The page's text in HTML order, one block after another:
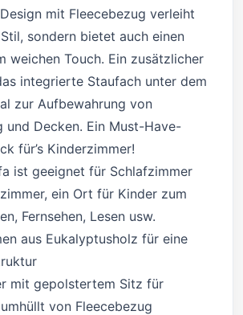
mit Fleecebezug verleiht
sondern bietet auch einen
weichen Touch. Ein zusätzlicher
integrierte Staufach unter dem
zur Aufbewahrung von
und Decken. Ein Must-Have-
für’s Kinderzimmer!
ist geeignet für Schlafzimmer
ein Ort für Kinder zum
Fernsehen, Lesen usw.
aus Eukalyptusholz für eine
mit gepolstertem Sitz für
von Fleecebezug